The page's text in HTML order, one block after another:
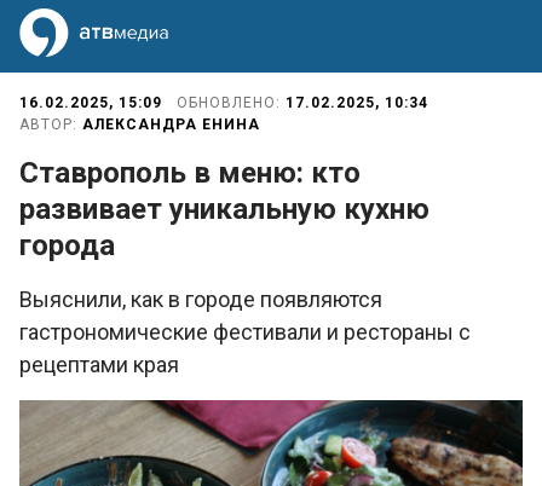
16.02.2025, 15:09 ОБНОВЛЕНО: 17.02.2025, 10:34
АВТОР: АЛЕКСАНДРА ЕНИНА
Ставрополь в меню: кто
развивает уникальную кухню
города
Выяснили, как в городе появляются
гастрономические фестивали и рестораны с
рецептами края